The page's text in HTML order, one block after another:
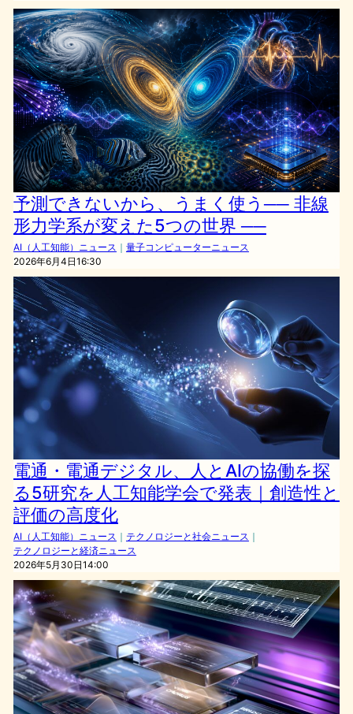
予測できないから、うまく使う── 非線
形力学系が変えた5つの世界 ──
AI（人工知能）ニュース ｜ 量子コンピューターニュース
2026年6月4日16:30
電通・電通デジタル、人とAIの協働を探
る5研究を人工知能学会で発表｜創造性と
評価の高度化
AI（人工知能）ニュース ｜ テクノロジーと社会ニュース ｜
テクノロジーと経済ニュース
2026年5月30日14:00